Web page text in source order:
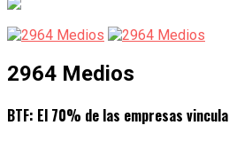
2964 Medios
BTF: El 70% de las empresas